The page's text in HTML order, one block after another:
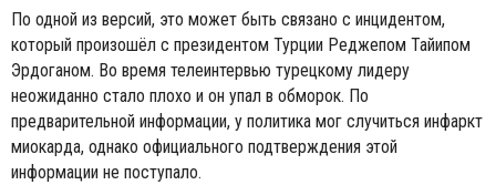
По одной из версий, это может быть связано с инцидентом,
который произошёл с президентом Турции Реджепом Тайипом
Эрдоганом. Во время телеинтервью турецкому лидеру
неожиданно стало плохо и он упал в обморок. По
предварительной информации, у политика мог случиться инфаркт
миокарда, однако официального подтверждения этой
информации не поступало.